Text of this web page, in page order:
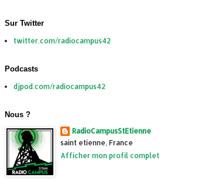
Sur Twitter
twitter.com/radiocampus42
Podcasts
djpod.com/radiocampus42
Nous ?
RadioCampusStEtienne
saint etienne, France
Afficher mon profil complet